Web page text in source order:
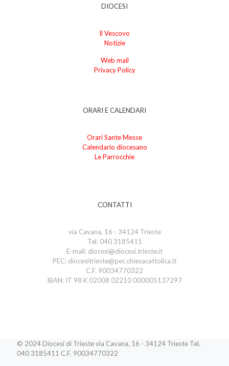
DIOCESI
Il Vescovo
Notizie
Web mail
Privacy Policy
ORARI E CALENDARI
Orari Sante Messe
Calendario diocesano
Le Parrocchie
CONTATTI
via Cavana, 16 - 34124 Trieste
Tel. 040 3185411
E-mail: diocesi@diocesi.trieste.it
PEC: diocesitrieste@pec.chiesacattolica.it
C.F. 90034770322
IBAN: IT 98 K 02008 02210 000005137297
© 2024 Diocesi di Trieste via Cavana, 16 - 34124 Trieste Tel.
040 3185411 C.F. 90034770322